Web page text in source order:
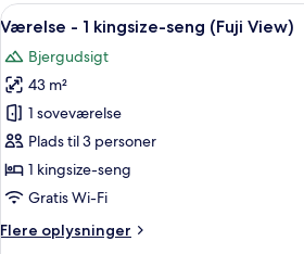
1
(Circuit
View)
Indlæs
alle
billeder
af
Værelse
-
1
kingsize-
(Fuji
Et
8
Værelse - 1 kingsize-seng (Fuji View)
Bjergudsigt
43 m²
1 soveværelse
Plads til 3 personer
1 kingsize-seng
Gratis Wi-Fi
Flere oplysninger
Flere